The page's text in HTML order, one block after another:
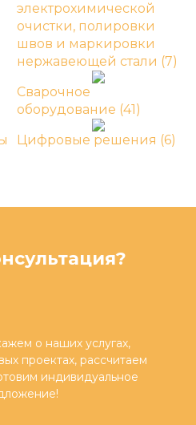
электрохимической
очистки, полировки
швов и маркировки
нержавеющей стали (7)
Сварочное
оборудование (41)
Цифровые решения (6)
о наших услугах,
проектах, рассчитаем
индивидуальное